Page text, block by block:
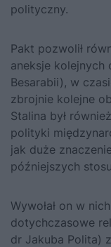
polityczny.
Pakt pozwolił
aneksje kolejnych
Besarabii), w
zbrojnie kolejne
Stalina był
polityki
jak duże
późniejszych
Wywołał on w
dotychczasowe
dr Jakuba Polita)